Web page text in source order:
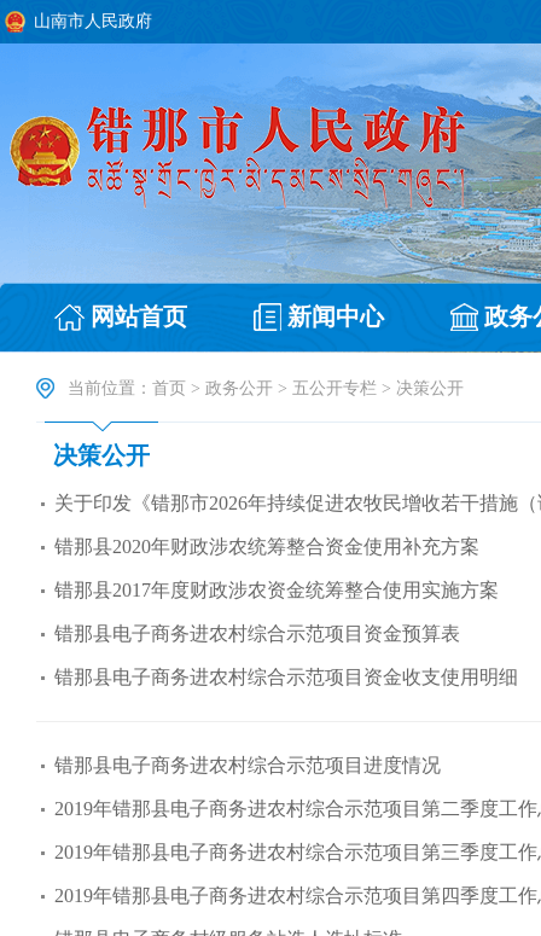
山南市人民政府
网站首页 新闻中心 政务
当前位置： 首页 > 政务公开 > 五公开专栏 > 决策公开
决策公开
关于印发《错那市2026年持续促进农牧民增收若干措施
错那县2020年财政涉农统筹整合资金使用补充方案
错那县2017年度财政涉农资金统筹整合使用实施方案
错那县电子商务进农村综合示范项目资金预算表
错那县电子商务进农村综合示范项目资金收支使用明细
错那县电子商务进农村综合示范项目进度情况
2019年错那县电子商务进农村综合示范项目第二季度工
2019年错那县电子商务进农村综合示范项目第三季度工
2019年错那县电子商务进农村综合示范项目第四季度工